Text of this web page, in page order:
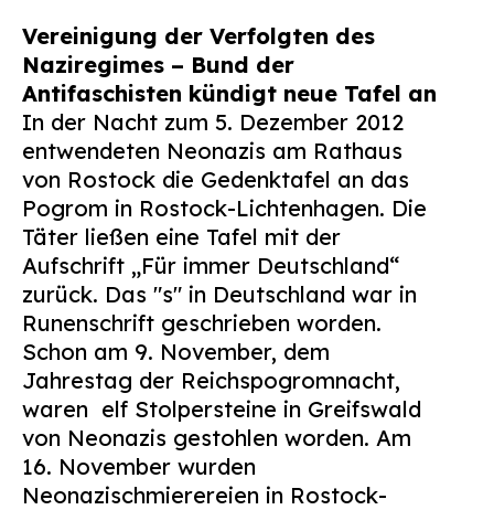
Kontakt
Suchen
nach:
Vereinigung der Verfolgten des
Naziregimes – Bund der
Antifaschisten kündigt neue Tafel an
In der Nacht zum 5. Dezember 2012
entwendeten Neonazis am Rathaus
von Rostock die Gedenktafel an das
Pogrom in Rostock-Lichtenhagen. Die
Täter ließen eine Tafel mit der
Aufschrift „Für immer Deutschland“
zurück. Das "s" in Deutschland war in
Runenschrift geschrieben worden.
Schon am 9. November, dem
Jahrestag der Reichspogromnacht,
waren elf Stolpersteine in Greifswald
von Neonazis gestohlen worden. Am
16. November wurden
Neonazischmierereien in Rostock-